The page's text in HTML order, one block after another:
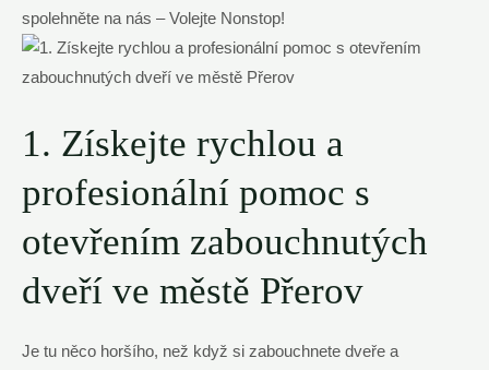
spolehněte na nás – Volejte Nonstop!
1. Získejte rychlou a
profesionální pomoc s
otevřením zabouchnutých
dveří ve městě Přerov
Je tu něco horšího, než když si zabouchnete dveře a